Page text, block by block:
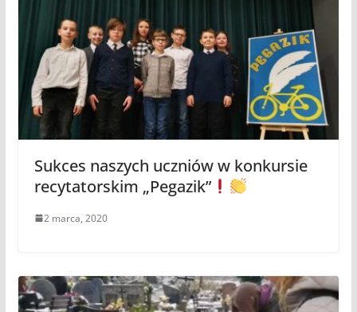
Sukces naszych uczniów w konkursie
recytatorskim „Pegazik”
2 marca, 2020